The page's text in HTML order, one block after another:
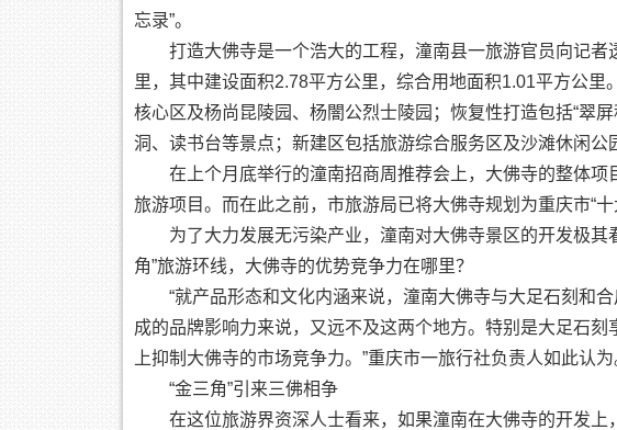
忘录”。
打造大佛寺是一个浩大的工程，潼南县一旅游官员向记者
里，其中建设面积2.78平方公里，综合用地面积1.01平方公
核心区及杨尚昆陵园、杨闇公烈士陵园；恢复性打造包括“翠
洞、读书台等景点；新建区包括旅游综合服务区及沙滩休闲公
在上个月底举行的潼南招商周推荐会上，大佛寺的整体项
旅游项目。而在此之前，市旅游局已将大佛寺规划为重庆市“十
为了大力发展无污染产业，潼南对大佛寺景区的开发极其
角”旅游环线，大佛寺的优势竞争力在哪里？
“就产品形态和文化内涵来说，潼南大佛寺与大足石刻和合
成的品牌影响力来说，又远不及这两个地方。特别是大足石
上抑制大佛寺的市场竞争力。”重庆市一旅行社负责人如此认为
“金三角”引来三佛相争
在这位旅游界资深人士看来，如果潼南在大佛寺的开发上